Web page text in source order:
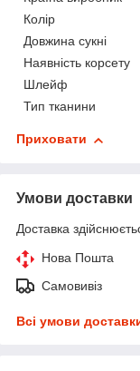
Колір
Довжина сукні
Наявність корсету
Шлейф
Тип тканини
Приховати
Умови доставки
Доставка
Нова Пошта
Самовивіз
Всі умови